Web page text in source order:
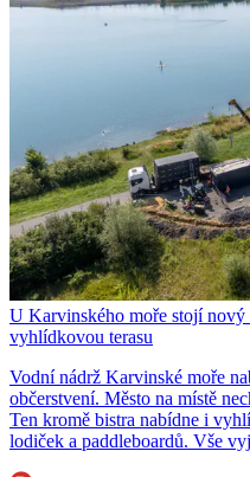
U Karvinského moře stojí nový
vyhlídkovou terasu
Vodní nádrž Karvinské moře
občerstvení. Město na místě
Ten kromě bistra nabídne i
lodiček a paddleboardů. Vše